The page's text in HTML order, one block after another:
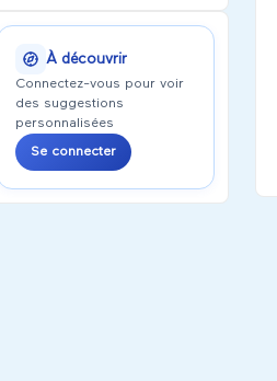
À découvrir
Connectez-vous pour voir
des suggestions
personnalisées
Se connecter